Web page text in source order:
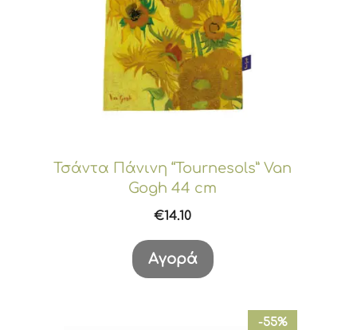
Τσάντα Πάνινη “Tournesols” Van
Gogh 44 cm
€14.10
Αγορά
-55%